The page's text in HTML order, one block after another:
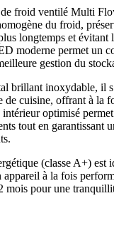
froid ventilé Multi
du froid,
longtemps et évitant
moderne permet un
gestion du
brillant inoxydable, il
de cuisine, offrant à la
intérieur optimisé
tout en garantissant
(classe A+) est
à la fois
mois pour une